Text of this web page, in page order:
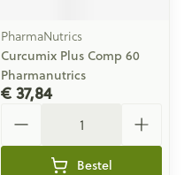
PharmaNutrics
Curcumix Plus Comp 60
Pharmanutrics
€ 37,84
Bestel